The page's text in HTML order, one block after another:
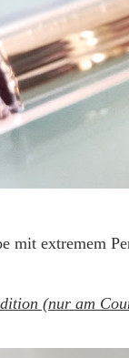
mit extremem
(nur am